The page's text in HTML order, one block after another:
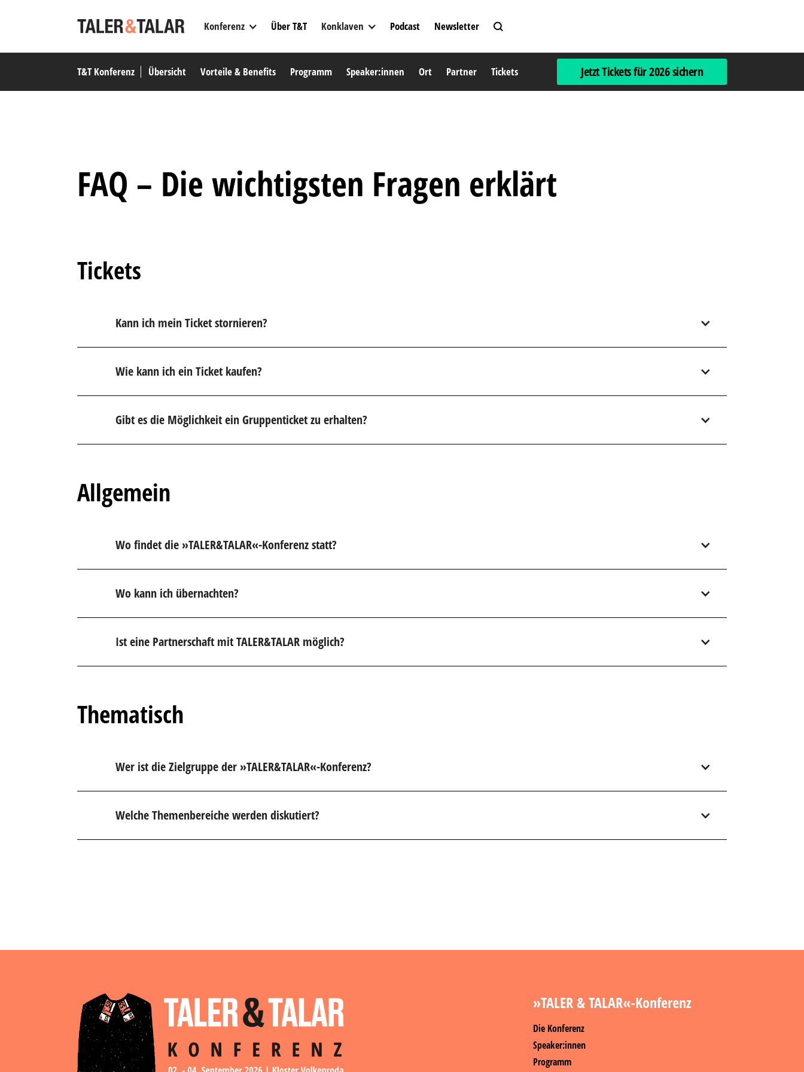
Konferenz Über T&T Konklaven Podcast Newsletter
T&T Konferenz Übersicht Vorteile & Benefits Programm Speaker:innen Ort Partner Tickets Jetzt Tickets für 2026 sichern
FAQ – Die wichtigsten Fragen erklärt
Tickets
Kann ich mein Ticket stornieren?
Wie kann ich ein Ticket kaufen?
Gibt es die Möglichkeit ein Gruppenticket zu erhalten?
Allgemein
Wo findet die »TALER&TALAR«-Konferenz statt?
Wo kann ich übernachten?
Ist eine Partnerschaft mit TALER&TALAR möglich?
Thematisch
Wer ist die Zielgruppe der »TALER&TALAR«-Konferenz?
Welche Themenbereiche werden diskutiert?
»TALER & TALAR«-Konferenz
Die Konferenz
Speaker:innen
Programm